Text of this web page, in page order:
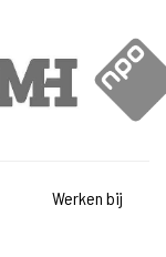
Werken bij